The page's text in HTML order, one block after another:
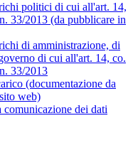
politici di cui all'art. 14,
33/2013 (da pubblicare in
di amministrazione, di
di cui all'art. 14, co.
33/2013
(documentazione da
web)
comunicazione dei dati